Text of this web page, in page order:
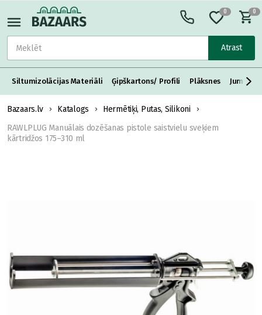
Atrast
0 0
Siltumizolācijas Materiāli Ģipškartons/ Profili Plāksnes Jumta
Bazaars.lv Katalogs
Hermētiķi, Putas, Silikoni
RAWLPLUG Manuālais dozēšanas pistole saistvielu sveķiem
kārtridžos 175–310 ml